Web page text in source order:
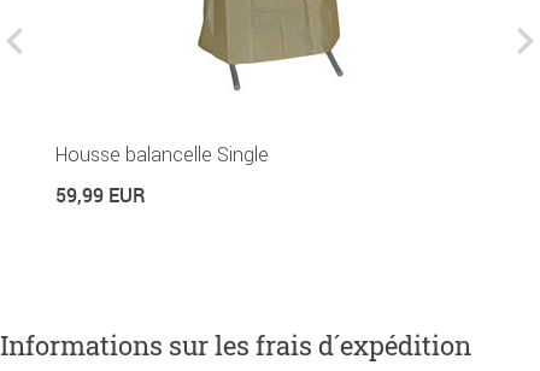
Housse balancelle Single
59,99 EUR
Informations sur les frais d´expédition